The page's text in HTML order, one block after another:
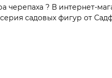
? В интернет-
садовых фигур от